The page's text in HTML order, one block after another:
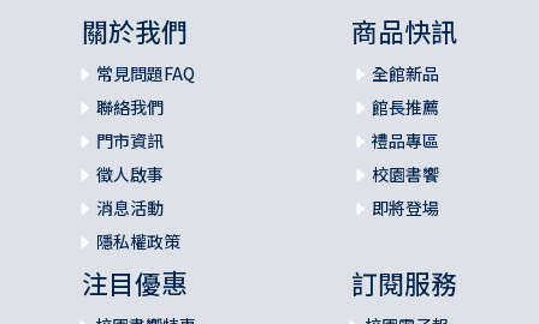
關於我們
常見問題FAQ
聯絡我們
門市資訊
徵人啟事
消息活動
隱私權政策
商品快訊
全館新品
館長推薦
禮品專區
校園書饗
即將登場
注目優惠 訂閱服務